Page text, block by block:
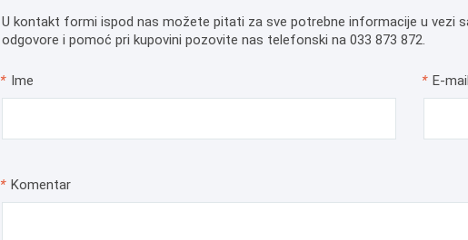
U kontakt formi ispod nas možete pitati za sve potrebne informacije u vezi
odgovore i pomoć pri kupovini pozovite nas telefonski na 033 873 872.
* Ime * E-mail
* Komentar